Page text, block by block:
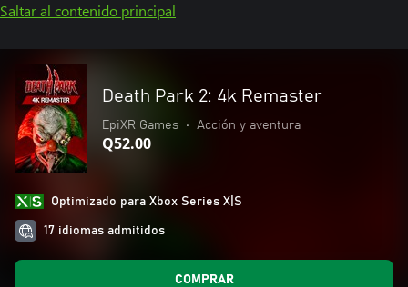
Saltar al contenido principal
Death Park 2: 4k Remaster
EpiXR Games • Acción y aventura
Q52.00
Optimizado para Xbox Series X|S
17 idiomas admitidos
COMPRAR